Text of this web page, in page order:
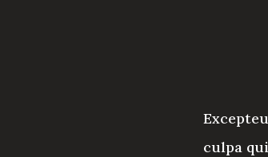
culpa